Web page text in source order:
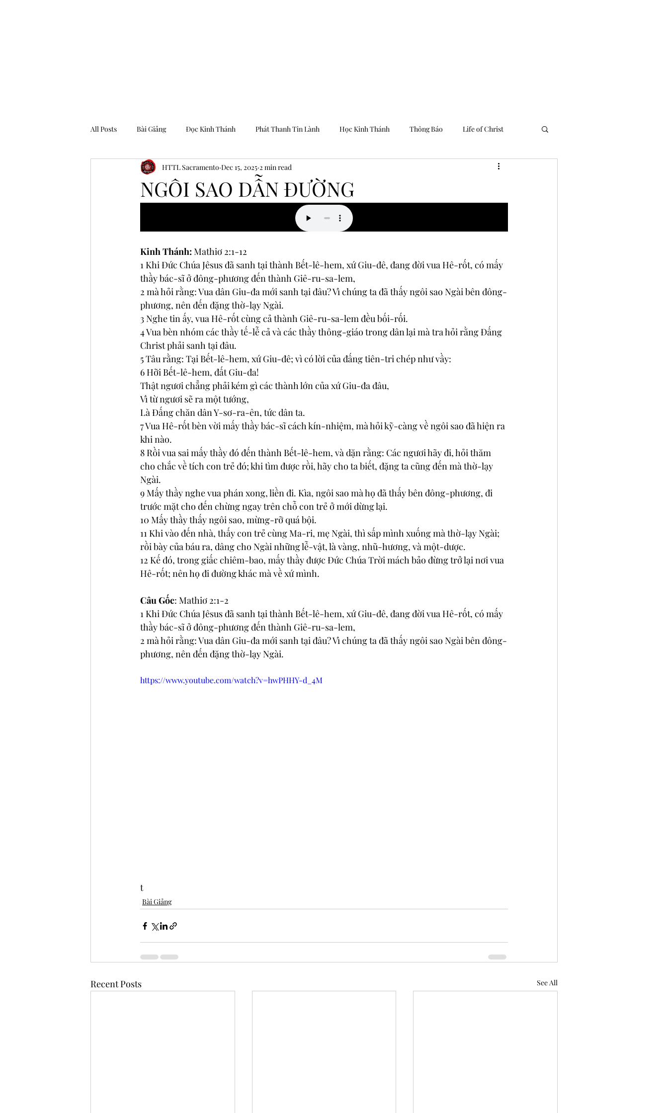
All Posts Bài Giảng Đọc Kinh Thánh Phát Thanh Tin Lành Học Kinh Thánh Thông Báo Life of Christ
NGÔI SAO DẪN ĐƯỜNG
HTTL Sacramento Dec 15, 2025 2 min read
Kinh Thánh: Mathiơ 2:1-12
1 Khi Đức Chúa Jêsus đã sanh tại thành Bết-lê-hem, xứ Giu-đê, đang đời vua Hê-rốt, có mấy
thầy bác-sĩ ở đông-phương đến thành Giê-ru-sa-lem,
2 mà hỏi rằng: Vua dân Giu-đa mới sanh tại đâu? Vì chúng ta đã thấy ngôi sao Ngài bên đông-
phương, nên đến đặng thờ-lạy Ngài.
3 Nghe tin ấy, vua Hê-rốt cùng cả thành Giê-ru-sa-lem đều bối-rối.
4 Vua bèn nhóm các thầy tế-lễ cả và các thầy thông-giáo trong dân lại mà tra hỏi rằng Đấng
Christ phải sanh tại đâu.
5 Tâu rằng: Tại Bết-lê-hem, xứ Giu-đê; vì có lời của đấng tiên-tri chép như vầy:
6 Hỡi Bết-lê-hem, đất Giu-đa!
Thật ngươi chẳng phải kém gì các thành lớn của xứ Giu-đa đâu,
Vì từ ngươi sẽ ra một tướng,
Là Đấng chăn dân Y-sơ-ra-ên, tức dân ta.
7 Vua Hê-rốt bèn vời mấy thầy bác-sĩ cách kín-nhiệm, mà hỏi kỹ-càng về ngôi sao đã hiện ra
khi nào.
8 Rồi vua sai mấy thầy đó đến thành Bết-lê-hem, và dặn rằng: Các ngươi hãy đi, hỏi thăm
cho chắc về tích con trẻ đó; khi tìm được rồi, hãy cho ta biết, đặng ta cũng đến mà thờ-lạy
Ngài.
9 Mấy thầy nghe vua phán xong, liền đi. Kìa, ngôi sao mà họ đã thấy bên đông-phương, đi
trước mặt cho đến chừng ngay trên chỗ con trẻ ở mới dừng lại.
10 Mấy thầy thấy ngôi sao, mừng-rỡ quá bội.
11 Khi vào đến nhà, thấy con trẻ cùng Ma-ri, mẹ Ngài, thì sấp mình xuống mà thờ-lạy Ngài;
rồi bày của báu ra, dâng cho Ngài những lễ-vật, là vàng, nhũ-hương, và một-dược.
12 Kế đó, trong giấc chiêm-bao, mấy thầy được Đức Chúa Trời mách bảo đừng trở lại nơi vua
Hê-rốt; nên họ đi đường khác mà về xứ mình.
Câu Gốc: Mathiơ 2:1-2
1 Khi Đức Chúa Jêsus đã sanh tại thành Bết-lê-hem, xứ Giu-đê, đang đời vua Hê-rốt, có mấy
thầy bác-sĩ ở đông-phương đến thành Giê-ru-sa-lem,
2 mà hỏi rằng: Vua dân Giu-đa mới sanh tại đâu? Vì chúng ta đã thấy ngôi sao Ngài bên đông-
phương, nên đến đặng thờ-lạy Ngài.
https://www.youtube.com/watch?v=hwPHHY-d_4M
t
Bài Giảng
Recent Posts See All